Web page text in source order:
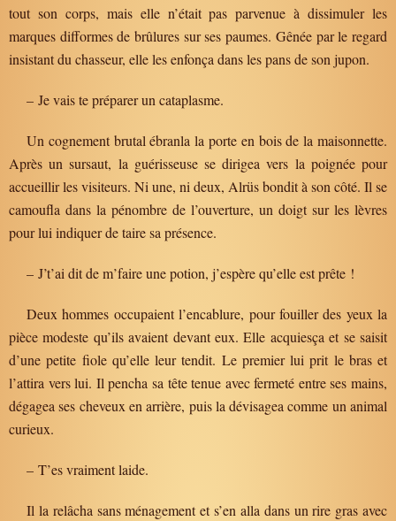
tout son corps, mais elle n’était pas parvenue à dissimuler les
marques difformes de brûlures sur ses paumes. Gênée par le regard
insistant du chasseur, elle les enfonça dans les pans de son jupon.
– Je vais te préparer un cataplasme.
Un cognement brutal ébranla la porte en bois de la maisonnette.
Après un sursaut, la guérisseuse se dirigea vers la poignée pour
accueillir les visiteurs. Ni une, ni deux, Alrüs bondit à son côté. Il se
camoufla dans la pénombre de l’ouverture, un doigt sur les lèvres
pour lui indiquer de taire sa présence.
– J’t’ai dit de m’faire une potion, j’espère qu’elle est prête !
Deux hommes occupaient l’encablure, pour fouiller des yeux la
pièce modeste qu’ils avaient devant eux. Elle acquiesça et se saisit
d’une petite fiole qu’elle leur tendit. Le premier lui prit le bras et
l’attira vers lui. Il pencha sa tête tenue avec fermeté entre ses mains,
dégagea ses cheveux en arrière, puis la dévisagea comme un animal
curieux.
– T’es vraiment laide.
Il la relâcha sans ménagement et s’en alla dans un rire gras avec